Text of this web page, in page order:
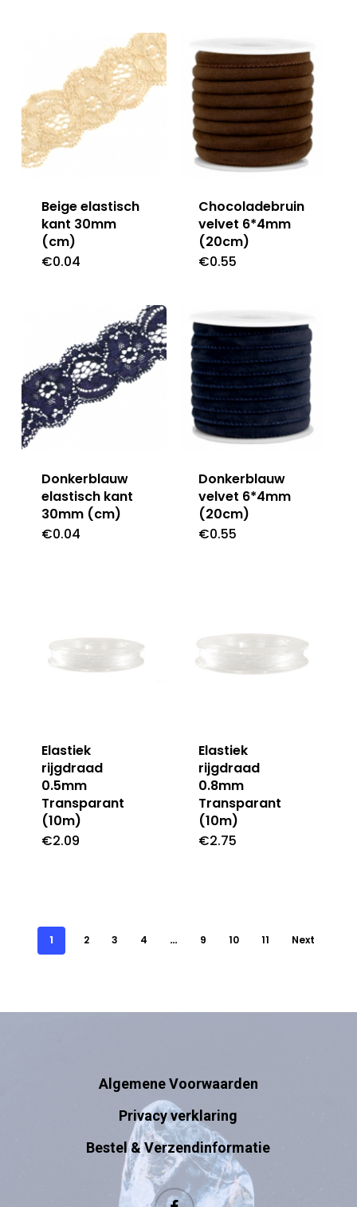
Beige elastisch
kant 30mm
(cm)
€0.04
Chocoladebruin
velvet 6*4mm
(20cm)
€0.55
Donkerblauw
elastisch kant
30mm (cm)
€0.04
Donkerblauw
velvet 6*4mm
(20cm)
€0.55
Elastiek
rijgdraad
0.5mm
Transparant
(10m)
€2.09
Elastiek
rijgdraad
0.8mm
Transparant
(10m)
€2.75
1 2 3 4 … 9 10 11 Next
Algemene Voorwaarden
Privacy verklaring
Bestel & Verzendinformatie
facebook